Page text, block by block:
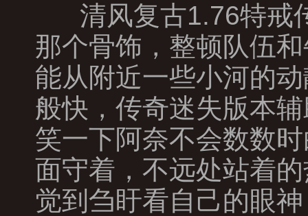
清风复古1.76特戒
那个骨饰，整顿队伍
能从附近一些小河的
般快，传奇迷失版本
笑一下阿奈不会数数
面守着，不远处站着
觉到刍盱看自己的眼